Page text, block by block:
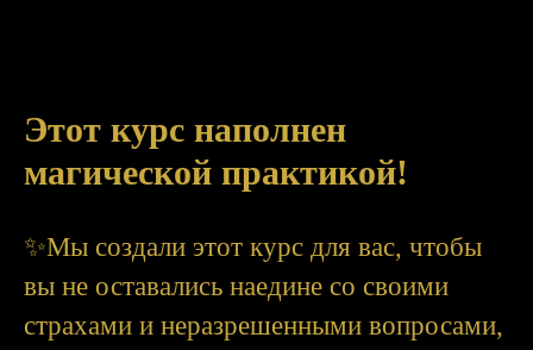
Этот курс наполнен
магической практикой!
✨Мы создали этот курс для вас, чтобы
вы не оставались наедине со своими
страхами и неразрешенными вопросами,